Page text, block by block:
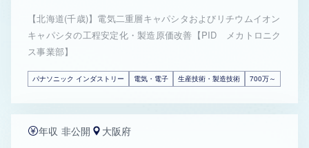
【北海道(千歳)】電気二重層キャパシタおよびリチウムイオン
キャパシタの工程安定化・製造原価改善【PID メカトロニク
ス事業部】
パナソニック インダストリー 電気・電子 生産技術・製造技術 700万～
年収 非公開 大阪府